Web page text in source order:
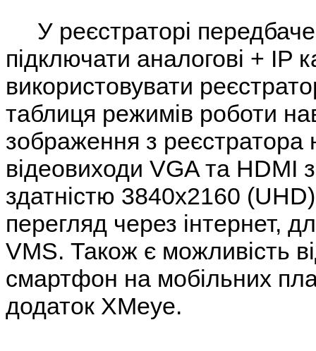
У реєстраторі
підключати аналогові +
використовувати
таблиця режимів роботи
зображення з реєстратора
відеовиходи VGA та
здатністю 3840x2160
перегляд через інтернет,
VMS. Також є можливість
смартфон на мобільних
додаток XMeye.